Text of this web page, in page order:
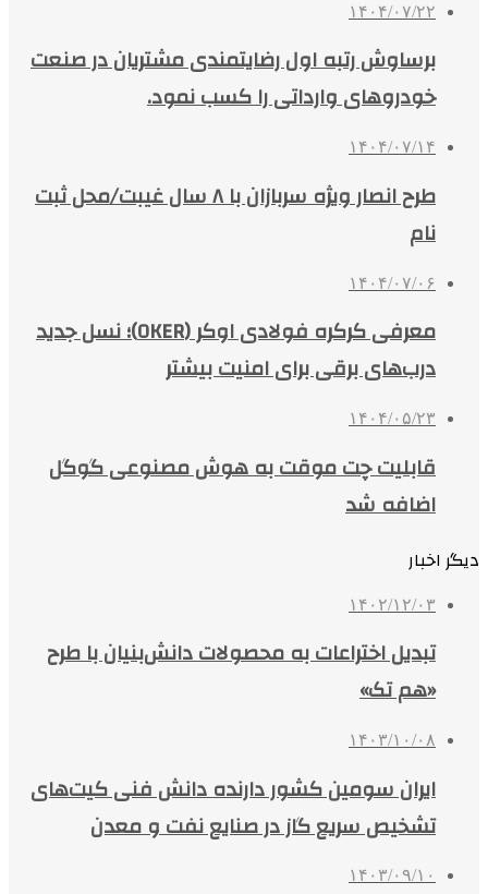
۱۴۰۴/۰۷/۲۲
برساوش رتبه اول رضایتمندی مشتریان در صنعت
خودروهای وارداتی را کسب نمود.
۱۴۰۴/۰۷/۱۴
طرح انصار ویژه سربازان با ۸ سال غیبت/محل ثبت
نام
۱۴۰۴/۰۷/۰۶
معرفی کرکره فولادی اوکر (OKER)؛ نسل جدید
درب‌های برقی برای امنیت بیشتر
۱۴۰۴/۰۵/۲۳
قابلیت چت موقت به هوش مصنوعی گوگل
اضافه شد
دیگر اخبار
۱۴۰۲/۱۲/۰۳
تبدیل اختراعات به محصولات دانش‌بنیان با طرح
«هم تک»
۱۴۰۳/۱۰/۰۸
ایران سومین کشور دارنده دانش فنی کیت‌های
تشخیص سریع گاز در صنایع نفت و معدن
۱۴۰۳/۰۹/۱۰